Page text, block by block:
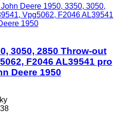
John Deere 1950, 3350, 3050,
Vpg5062, F2046 AL39541
1950
3050, 2850 Throw-out
F2046 AL39541 pro
Deere 1950